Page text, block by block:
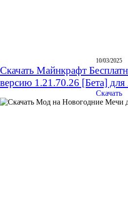
Скачать Майнкрафт
версию 1.21.70.26 [Бета]
10/03/2025
Скачать